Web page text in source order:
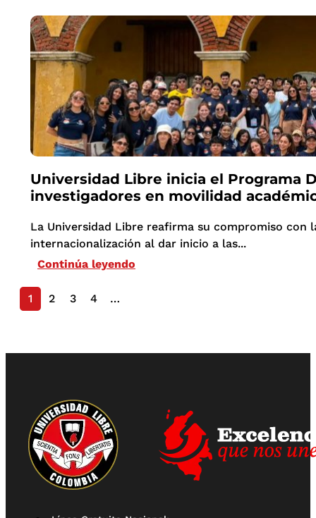
Universidad Libre inicia el Programa
investigadores en movilidad
La Universidad Libre reafirma su compromiso con
internacionalización al dar inicio a las...
Continúa leyendo
1 2 3 4 …